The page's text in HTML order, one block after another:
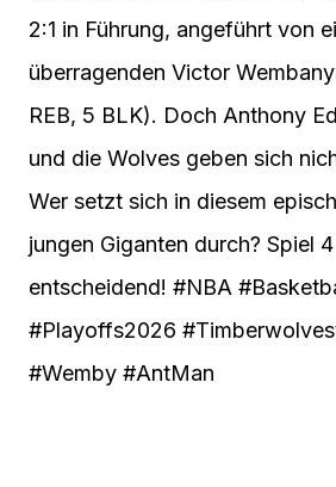
2:1 in Führung, angeführt von
überragenden Victor
REB, 5 BLK). Doch Anthony
und die Wolves geben sich
Wer setzt sich in diesem
jungen Giganten durch? Spiel
entscheidend! #NBA
#Playoffs2026
#Wemby #AntMan